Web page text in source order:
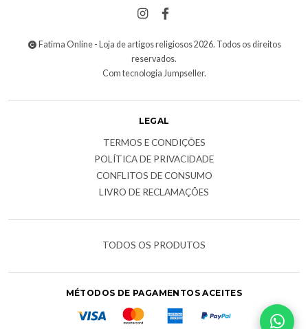
Fatima Online - Loja de artigos religiosos 2026. Todos os direitos
reservados.
Com tecnologia Jumpseller.
LEGAL
TERMOS E CONDIÇÕES
POLÍTICA DE PRIVACIDADE
CONFLITOS DE CONSUMO
LIVRO DE RECLAMAÇÕES
TODOS OS PRODUTOS
MÉTODOS DE PAGAMENTOS ACEITES